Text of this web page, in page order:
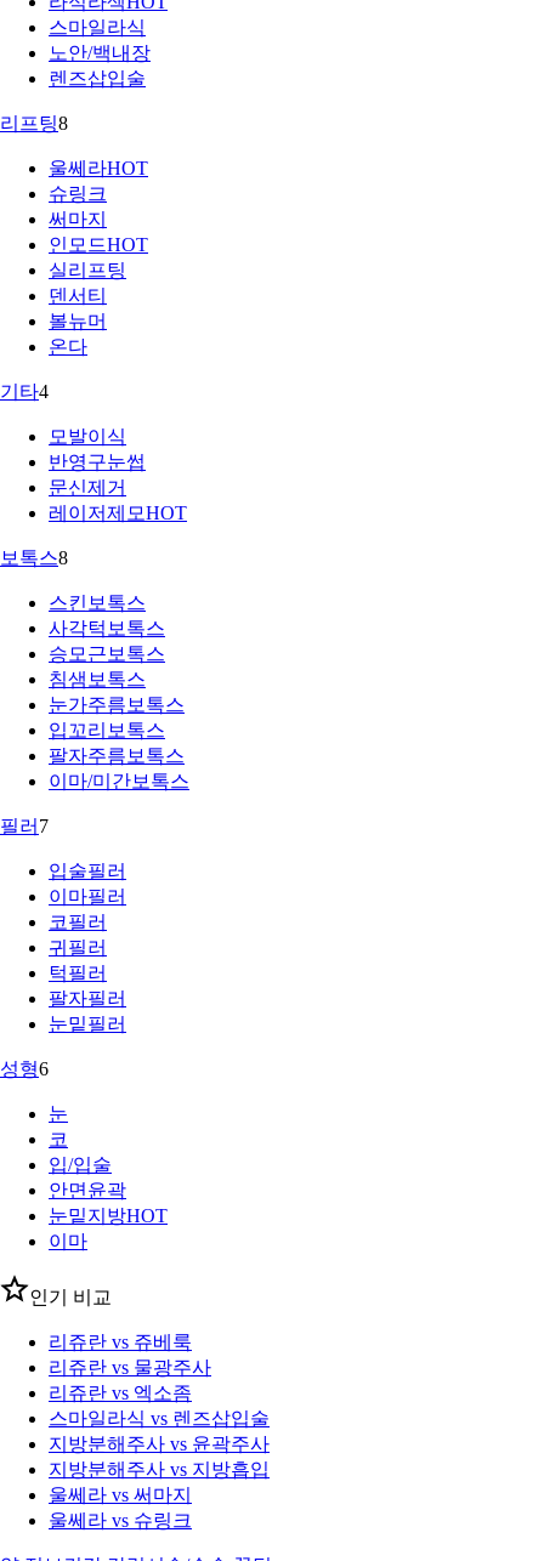
스마일라식
노안/백내장
렌즈삽입술
리프팅8
울쎄라HOT
슈링크
써마지
인모드HOT
실리프팅
덴서티
볼뉴머
온다
기타4
모발이식
반영구눈썹
문신제거
레이저제모HOT
보톡스8
스킨보톡스
사각턱보톡스
승모근보톡스
침샘보톡스
눈가주름보톡스
입꼬리보톡스
팔자주름보톡스
이마/미간보톡스
필러 7
입술필러
이마필러
코필러
귀필러
턱필러
팔자필러
눈밑필러
성형6
눈
코
입/입술
안면윤곽
눈밑지방HOT
이마
인기 비교
리쥬란 vs 쥬베룩
리쥬란 vs 물광주사
리쥬란 vs 엑소좀
스마일라식 vs 렌즈삽입술
지방분해주사 vs 윤곽주사
지방분해주사 vs 지방흡입
울쎄라 vs 써마지
울쎄라 vs 슈링크